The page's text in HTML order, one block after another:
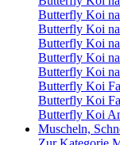
Butterfly Koi
Butterfly Koi
Butterfly Koi
Butterfly Koi
Butterfly Koi
Butterfly Koi
Butterfly Koi
Butterfly Koi
Muscheln,